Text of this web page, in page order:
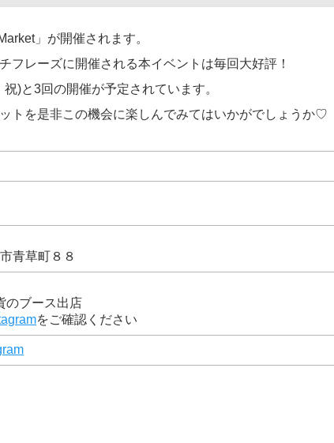
」が開催されます。
フレーズに開催される本イベントは毎回大好評！
)と3回の開催が予定されています。
トを是非この機会に楽しんでみてはいかがでしょうか♡
青草町８８
のブース出店
をご確認ください